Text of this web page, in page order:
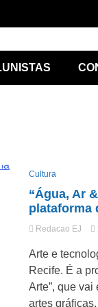
Cultura
“Água, Ar
plataforma
Redacao EJ
Arte e
Recife. É a
Arte”, que
artes